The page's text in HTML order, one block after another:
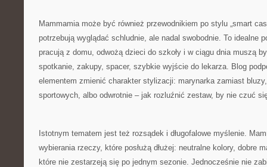
Mammamia może być również przewodnikiem po stylu „smart
potrzebują wyglądać schludnie, ale nadal swobodnie. To idealne
pracują z domu, odwożą dzieci do szkoły i w ciągu dnia muszą
spotkanie, zakupy, spacer, szybkie wyjście do lekarza. Blog
elementem zmienić charakter stylizacji: marynarka zamiast
sportowych, albo odwrotnie – jak rozluźnić zestaw, by nie czuć
Istotnym tematem jest też rozsądek i długofalowe myślenie.
wybierania rzeczy, które posłużą dłużej: neutralne kolory, dobre
które nie zestarzeją się po jednym sezonie. Jednocześnie nie